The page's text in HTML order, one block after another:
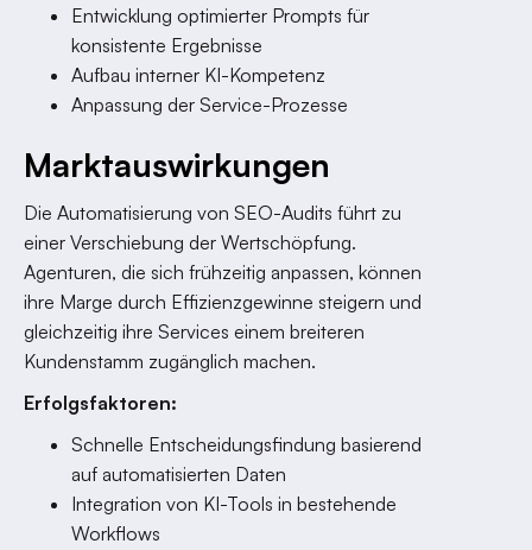
Entwicklung optimierter Prompts für
konsistente Ergebnisse
Aufbau interner KI-Kompetenz
Anpassung der Service-Prozesse
Marktauswirkungen
Die Automatisierung von SEO-Audits führt zu
einer Verschiebung der Wertschöpfung.
Agenturen, die sich frühzeitig anpassen, können
ihre Marge durch Effizienzgewinne steigern und
gleichzeitig ihre Services einem breiteren
Kundenstamm zugänglich machen.
Erfolgsfaktoren:
Schnelle Entscheidungsfindung basierend
auf automatisierten Daten
Integration von KI-Tools in bestehende
Workflows